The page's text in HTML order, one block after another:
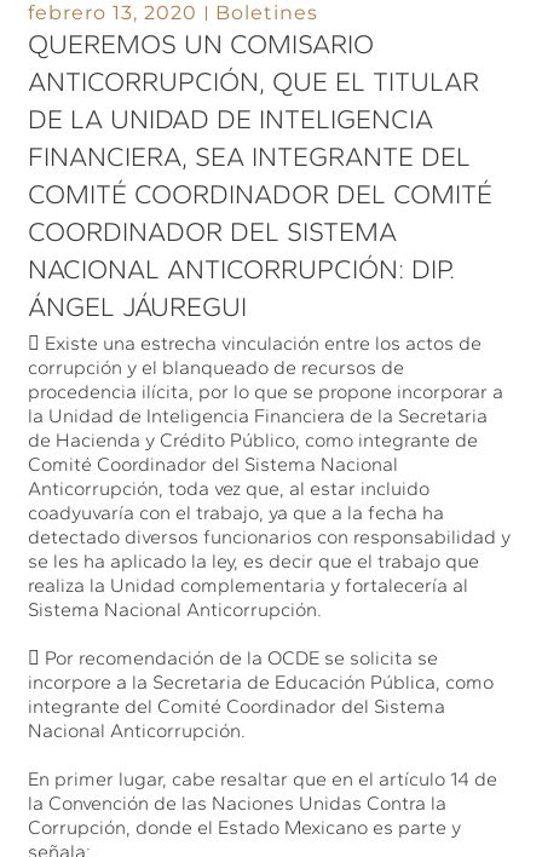
febrero 13, 2020 Boletines
QUEREMOS UN COMISARIO
ANTICORRUPCIÓN, QUE EL TITULAR
DE LA UNIDAD DE INTELIGENCIA
FINANCIERA, SEA INTEGRANTE DEL
COMITÉ COORDINADOR DEL COMITÉ
COORDINADOR DEL SISTEMA
NACIONAL ANTICORRUPCIÓN: DIP.
ÁNGEL JÁUREGUI
 Existe una estrecha vinculación entre los actos de
corrupción y el blanqueado de recursos de
procedencia ilícita, por lo que se propone incorporar a
la Unidad de Inteligencia Financiera de la Secretaria
de Hacienda y Crédito Público, como integrante de
Comité Coordinador del Sistema Nacional
Anticorrupción, toda vez que, al estar incluido
coadyuvaría con el trabajo, ya que a la fecha ha
detectado diversos funcionarios con responsabilidad y
se les ha aplicado la ley, es decir que el trabajo que
realiza la Unidad complementaria y fortalecería al
Sistema Nacional Anticorrupción.
 Por recomendación de la OCDE se solicita se
incorpore a la Secretaria de Educación Pública, como
integrante del Comité Coordinador del Sistema
Nacional Anticorrupción.
En primer lugar, cabe resaltar que en el artículo 14 de
la Convención de las Naciones Unidas Contra la
Corrupción, donde el Estado Mexicano es parte y
señala: